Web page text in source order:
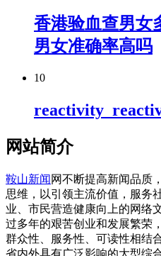
香港验血查男女
男女准确率高吗
10
网站简介
鞍山新闻 网不断提高新闻品质
思维，以引领主流价值，服务
业、市民营造健康向上的网络
过多年的艰苦创业和发展繁荣
群众性、服务性、可读性相结
省内外具有广泛影响的大型综